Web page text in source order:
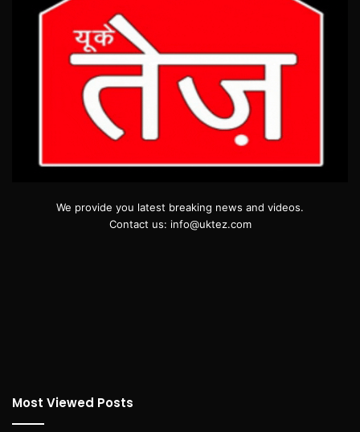
We provide you latest breaking news and videos.
Contact us: info@uktez.com
Most Viewed Posts